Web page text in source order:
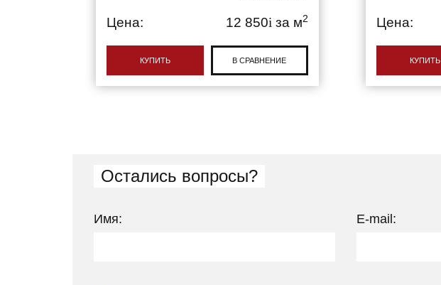
Цена: 12 850i за м2
КУПИТЬ В СРАВНЕНИЕ
Цена:
КУПИТЬ
Остались вопросы?
Имя: E-mail: